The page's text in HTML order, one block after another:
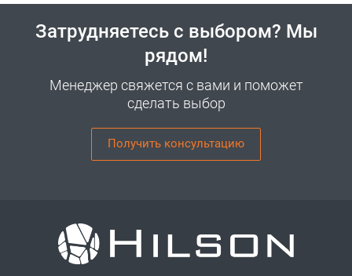
Затрудняетесь с выбором? Мы
рядом!
Менеджер свяжется с вами и поможет
сделать выбор
Получить консультацию